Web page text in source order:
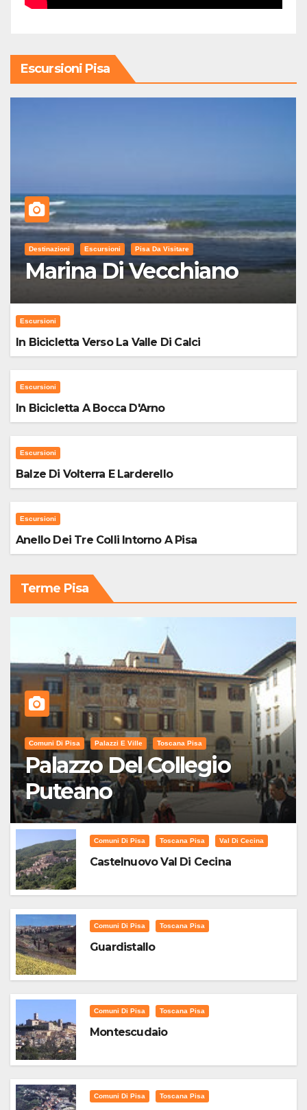
Escursioni Pisa
Destinazioni Escursioni Pisa Da Visitare
Marina Di Vecchiano
Escursioni
In Bicicletta Verso La Valle Di Calci
Escursioni
In Bicicletta A Bocca D'Arno
Escursioni
Balze Di Volterra E Larderello
Escursioni
Anello Dei Tre Colli Intorno A Pisa
Terme Pisa
Comuni Di Pisa Palazzi E Ville Toscana Pisa
Palazzo Del Collegio
Puteano
Comuni Di Pisa Toscana Pisa Val Di Cecina
Castelnuovo Val Di Cecina
Comuni Di Pisa Toscana Pisa
Guardistallo
Comuni Di Pisa Toscana Pisa
Montescudaio
Comuni Di Pisa Toscana Pisa